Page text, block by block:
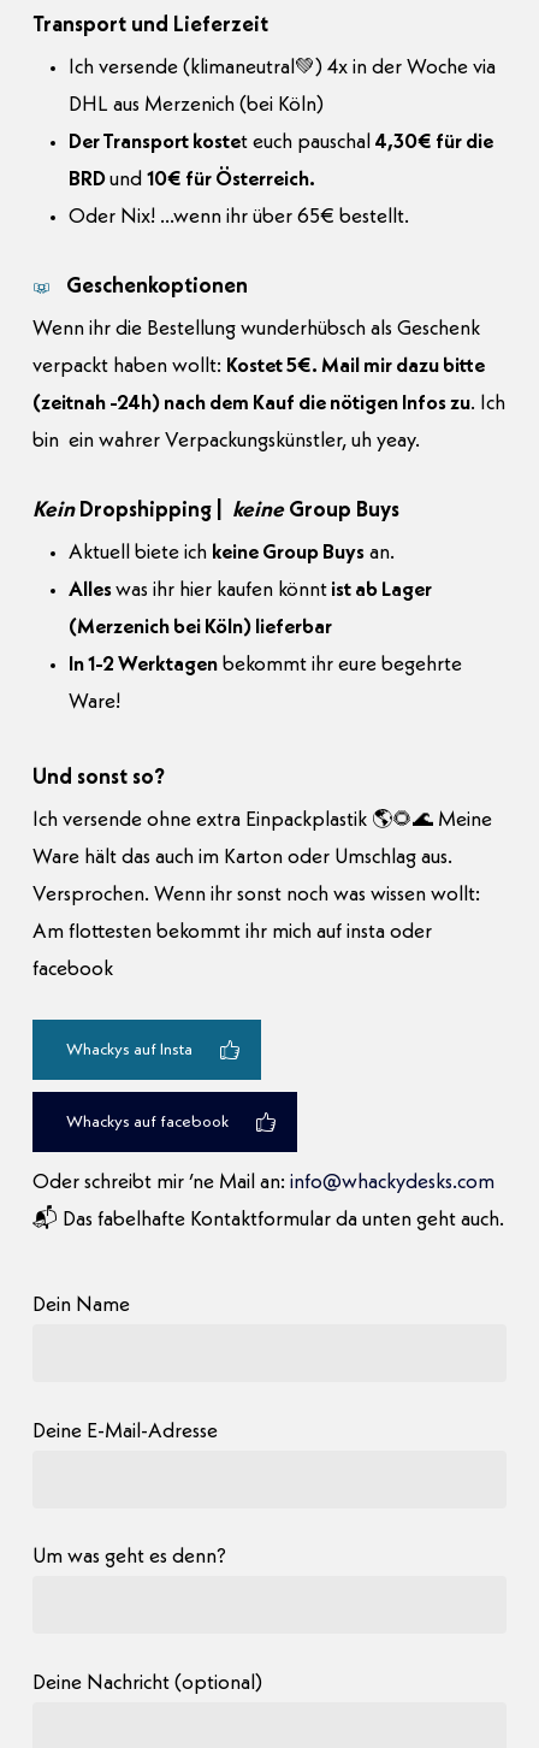
Transport und Lieferzeit
Ich versende (klimaneutral💚) 4x in der Woche via
DHL aus Merzenich (bei Köln)
Der Transport kostet euch pauschal 4,30€ für die
BRDund 10€ für Österreich.
Oder Nix! …wenn ihr über 65€ bestellt.
Geschenkoptionen
Wenn ihr die Bestellung wunderhübsch als Geschenk
verpackt haben wollt: Kostet 5€. Mail mir dazu bitte
(zeitnah -24h) nach dem Kauf die nötigen Infos zu. Ich
bin ein wahrer Verpackungskünstler, uh yeay.
KeinDropshipping | keineGroup Buys
Aktuell biete ich keine Group Buysan.
Alleswas ihr hier kaufen könntist ab Lager
(Merzenich bei Köln) lieferbar
In 1-2 Werktagenbekommt ihr eure begehrte
Ware!
Und sonst so?
Ich versende ohne extra Einpackplastik 🌎🌻🌊 Meine
Ware hält das auch im Karton oder Umschlag aus.
Versprochen. Wenn ihr sonst noch was wissen wollt:
Am flottesten bekommt ihr mich auf insta oder
facebook
Whackys auf Insta
Whackys auf facebook
Oder schreibt mir ’ne Mail an: info@whackydesks.com
📬 Das fabelhafte Kontaktformular da unten geht auch.
Dein Name
Deine E-Mail-Adresse
Um was geht es denn?
Deine Nachricht (optional)